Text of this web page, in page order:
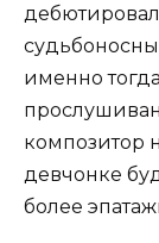
именно
композитор
девчонке
более